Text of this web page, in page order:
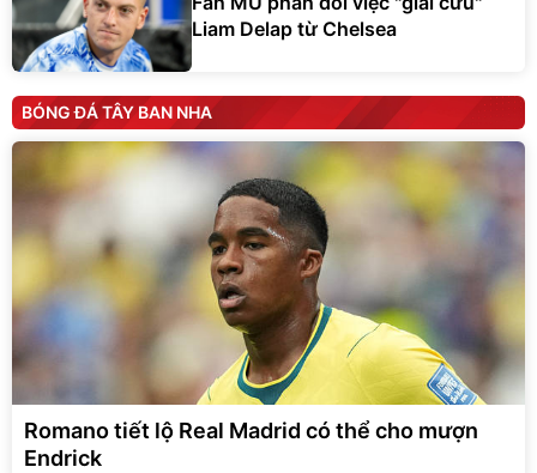
Liam Delap từ Chelsea
BÓNG ĐÁ TÂY BAN NHA
Romano tiết lộ Real Madrid có thể cho mượn
Endrick